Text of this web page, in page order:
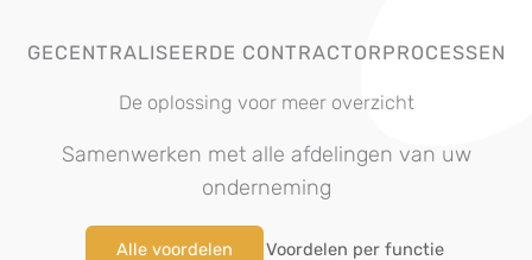
GECENTRALISEERDE CONTRACTORPROCESSEN
De oplossing voor meer overzicht
Samenwerken met alle afdelingen van uw
onderneming
Alle voordelen Voordelen per functie